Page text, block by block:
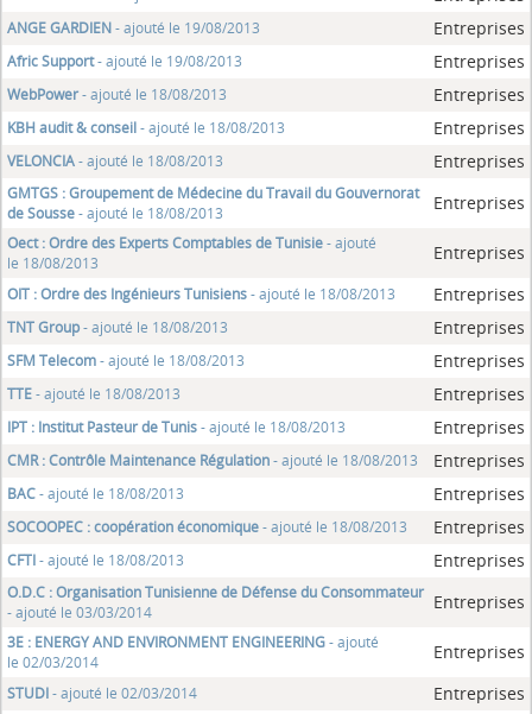
ANGE GARDIEN- ajouté le 19/08/2013 Entreprises
Afric Support- ajouté le 19/08/2013 Entreprises
WebPower- ajouté le 18/08/2013 Entreprises
KBH audit & conseil- ajouté le 18/08/2013 Entreprises
VELONCIA- ajouté le 18/08/2013 Entreprises
GMTGS : Groupement de Médecine du Travail du Gouvernorat
de Sousse- ajouté le 18/08/2013 Entreprises
Oect : Ordre des Experts Comptables de Tunisie- ajouté
le 18/08/2013
Entreprises
OIT : Ordre des Ingénieurs Tunisiens- ajouté le 18/08/2013 Entreprises
TNT Group- ajouté le 18/08/2013 Entreprises
SFM Telecom- ajouté le 18/08/2013 Entreprises
TTE- ajouté le 18/08/2013 Entreprises
IPT : Institut Pasteur de Tunis- ajouté le 18/08/2013 Entreprises
CMR : Contrôle Maintenance Régulation- ajouté le 18/08/2013 Entreprises
BAC- ajouté le 18/08/2013 Entreprises
SOCOOPEC : coopération économique- ajouté le 18/08/2013 Entreprises
CFTI- ajouté le 18/08/2013 Entreprises
O.D.C : Organisation Tunisienne de Défense du Consommateur
- ajouté le 03/03/2014
Entreprises
3E : ENERGY AND ENVIRONMENT ENGINEERING- ajouté
le 02/03/2014
Entreprises
STUDI- ajouté le 02/03/2014 Entreprises